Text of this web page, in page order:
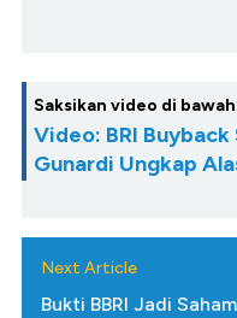
Saksikan video di
Video: BRI
Gunardi Ungkap
Next Article
Bukti BBRI Jadi